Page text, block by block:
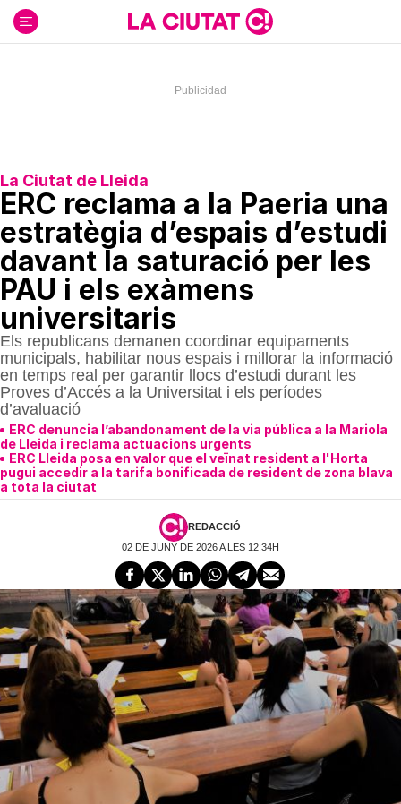
contenido
La Ciutat de Lleida
ERC reclama a la Paeria una
estratègia d’espais d’estudi
davant la saturació per les
PAU i els exàmens
universitaris
Els republicans demanen coordinar equipaments
municipals, habilitar nous espais i millorar la informació
en temps real per garantir llocs d’estudi durant les
Proves d’Accés a la Universitat i els períodes
d’avaluació
ERC denuncia l’abandonament de la via pública a la Mariola
de Lleida i reclama actuacions urgents
ERC Lleida posa en valor que el veïnat resident a l'Horta
pugui accedir a la tarifa bonificada de resident de zona blava
a tota la ciutat
REDACCIÓ
02 DE JUNY DE 2026 A LES 12:34H